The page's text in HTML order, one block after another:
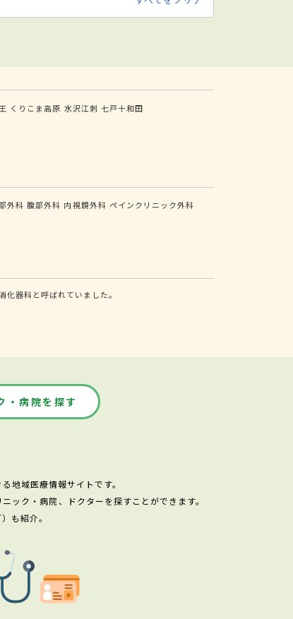
くりこま高原 水沢江刺 七戸十和田
外科 腹部外科 内視鏡外科 ペインクリニック外科
器科と呼ばれていました。
・病院を探す
地域医療情報サイトです。
ック・病院、ドクターを探すことができます。
も紹介。